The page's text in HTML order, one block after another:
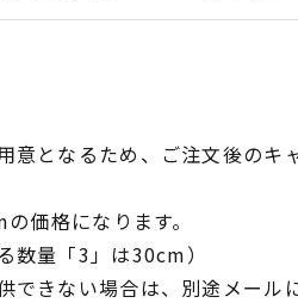
意となるため、ご注文後のキ
価格になります。
数量「3」は30cm）
できない場合は、別途メール